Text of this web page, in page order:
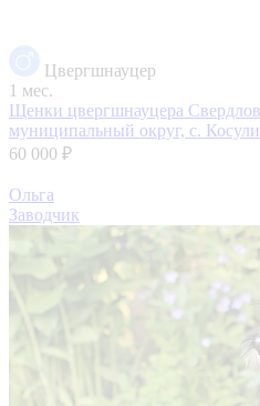
Цвергшнауцер
1 мес.
Щенки цвергшнауцера
муниципальный округ, с.
60 000 ₽
Ольга
Заводчик